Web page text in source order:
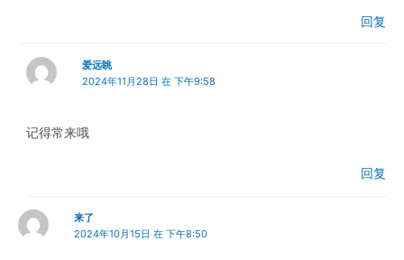
回复
爱远眺
2024年11月28日 在 下午9:58
记得常来哦
回复
来了
2024年10月15日 在 下午8:50